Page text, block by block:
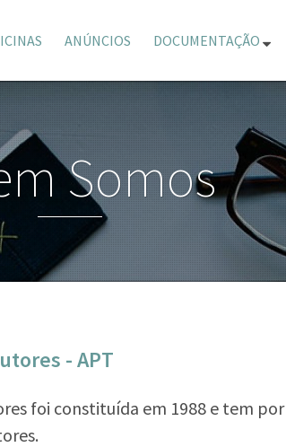
ANÚNCIOS DOCUMENTAÇÃO
Somos
- APT
foi constituída em 1988 e tem